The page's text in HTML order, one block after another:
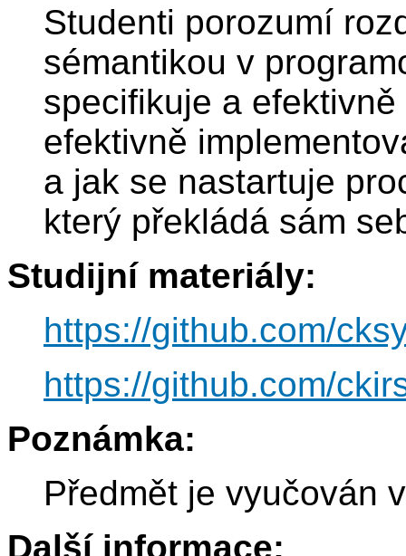
Studenti porozumí
sémantikou v
specifikuje a
efektivně
a jak se nastartuje
který překládá sám
Studijní materiály:
https://github.com/
https://github.com/
Poznámka:
Předmět je vyučován
Další informace: